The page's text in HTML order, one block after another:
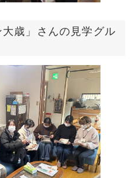
大歳」さんの見学グル